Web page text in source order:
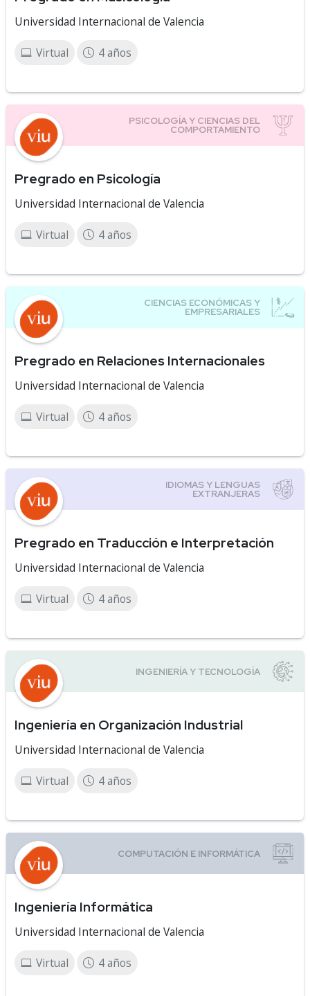
Universidad Internacional de Valencia
Virtual 4 años
Pregrado en Psicología
Universidad Internacional de Valencia
Virtual 4 años
Pregrado en Relaciones Internacionales
Universidad Internacional de Valencia
Virtual 4 años
Pregrado en Traducción e Interpretación
Universidad Internacional de Valencia
Virtual 4 años
Ingeniería en Organización Industrial
Universidad Internacional de Valencia
Virtual 4 años
Ingeniería Informática
Universidad Internacional de Valencia
Virtual 4 años